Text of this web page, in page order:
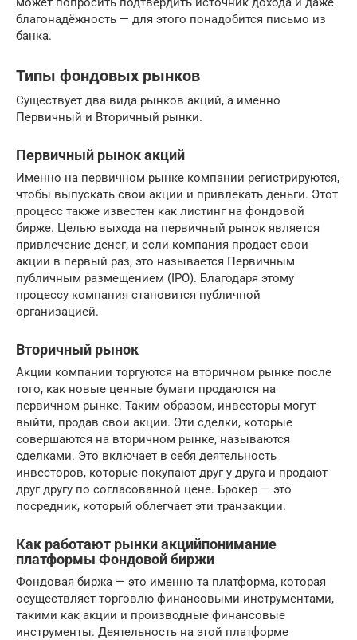
благонадёжность — для этого понадобится письмо из
банка.
Типы фондовых рынков
Существует два вида рынков акций, а именно
Первичный и Вторичный рынки.
Первичный рынок акций
Именно на первичном рынке компании регистрируются,
чтобы выпускать свои акции и привлекать деньги. Этот
процесс также известен как листинг на фондовой
бирже. Целью выхода на первичный рынок является
привлечение денег, и если компания продает свои
акции в первый раз, это называется Первичным
публичным размещением (IPO). Благодаря этому
процессу компания становится публичной
организацией.
Вторичный рынок
Акции компании торгуются на вторичном рынке после
того, как новые ценные бумаги продаются на
первичном рынке. Таким образом, инвесторы могут
выйти, продав свои акции. Эти сделки, которые
совершаются на вторичном рынке, называются
сделками. Это включает в себя деятельность
инвесторов, которые покупают друг у друга и продают
друг другу по согласованной цене. Брокер — это
посредник, который облегчает эти транзакции.
Как работают рынки акцийпонимание
платформы Фондовой биржи
Фондовая биржа — это именно та платформа, которая
осуществляет торговлю финансовыми инструментами,
такими как акции и производные финансовые
инструменты. Деятельность на этой платформе